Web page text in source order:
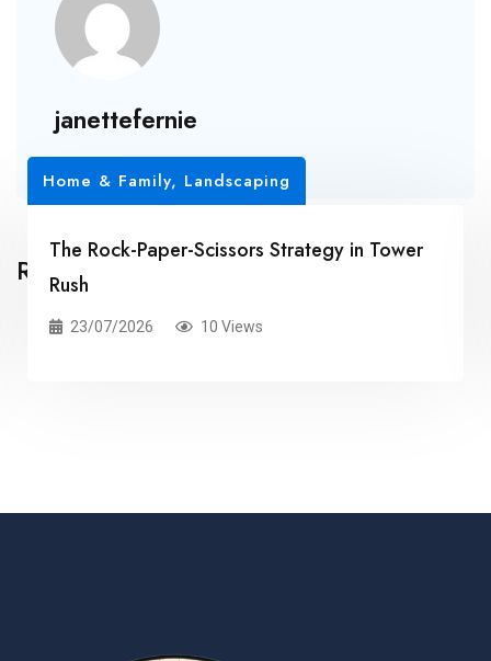
janettefernie
Related Posts
Home & Family, Landscaping
The Rock-Paper-Scissors Strategy in Tower
Rush
23/07/2026 10 Views